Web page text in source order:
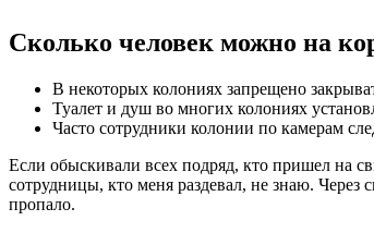
Сколько человек можно на
В некоторых колониях запрещено
Туалет и душ во многих колониях
Часто сотрудники колонии по камерам
Если обыскивали всех подряд, кто пришел на
сотрудницы, кто меня раздевал, не знаю. Через
пропало.